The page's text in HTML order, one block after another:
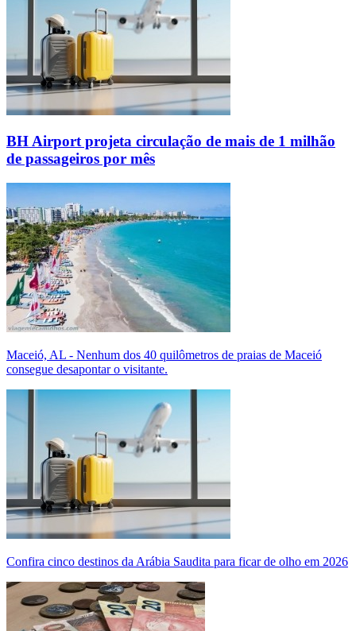
BH Airport projeta circulação de mais de 1 milhão
de passageiros por mês
Maceió, AL - Nenhum dos 40 quilômetros de praias de Maceió
consegue desapontar o visitante.
Confira cinco destinos da Arábia Saudita para ficar de olho em 2026